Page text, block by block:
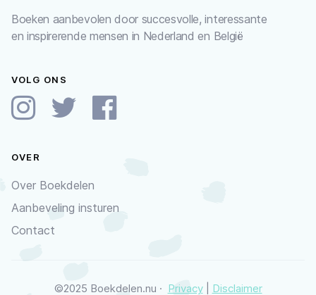
Boeken aanbevolen door succesvolle, interessante
en inspirerende mensen in Nederland en België
VOLG ONS
OVER
Over Boekdelen
Aanbeveling insturen
Contact
©2025 Boekdelen.nu · Privacy| Disclaimer